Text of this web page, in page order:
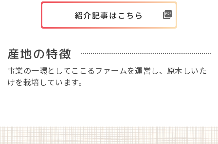
紹介記事はこちら
産地の特徴
事業の一環としてここるファームを運営し、原木しいた
けを栽培しています。